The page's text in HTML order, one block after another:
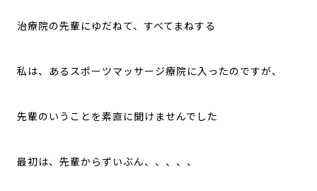
治療院の先輩にゆだねて、すべてまねする
私は、あるスポーツマッサージ療院に入ったのですが、
先輩のいうことを素直に聞けませんでした
最初は、先輩からずいぶん、、、、、